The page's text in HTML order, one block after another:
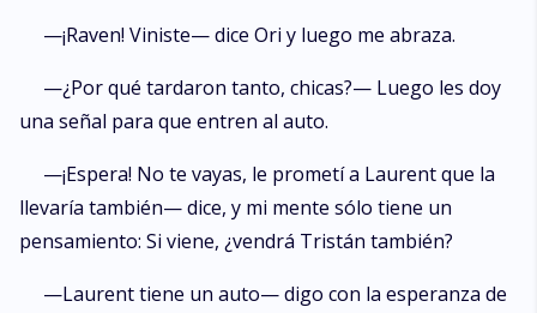
—¡Raven! Viniste— dice Ori y luego me abraza.
—¿Por qué tardaron tanto, chicas?— Luego les doy
una señal para que entren al auto.
—¡Espera! No te vayas, le prometí a Laurent que la
llevaría también— dice, y mi mente sólo tiene un
pensamiento: Si viene, ¿vendrá Tristán también?
—Laurent tiene un auto— digo con la esperanza de